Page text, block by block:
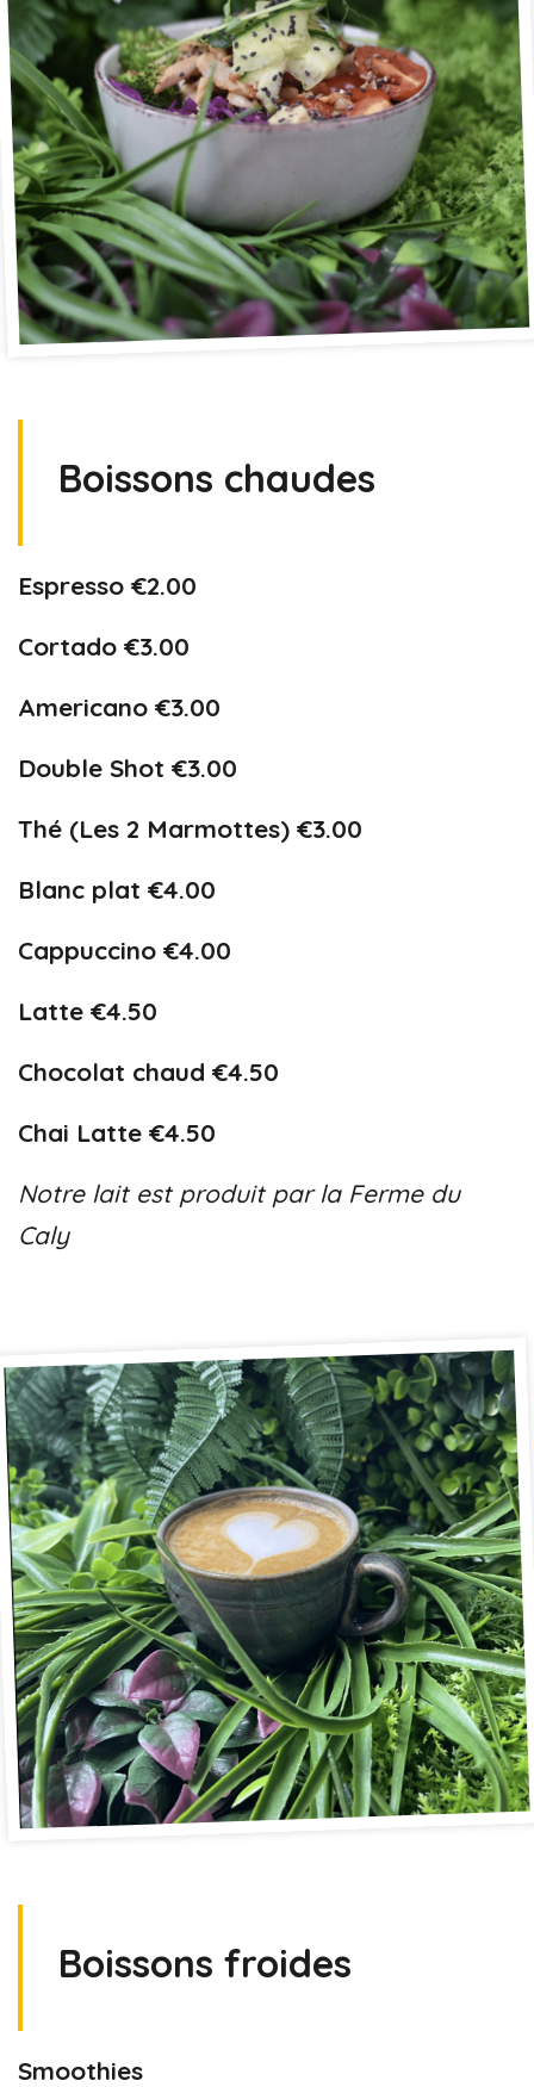
Boissons chaudes
Espresso €2.00
Cortado €3.00
Americano €3.00
Double Shot €3.00
Thé (Les 2 Marmottes) €3.00
Blanc plat €4.00
Cappuccino €4.00
Latte €4.50
Chocolat chaud €4.50
Chai Latte €4.50
Notre lait est produit par la Ferme du
Caly
Boissons froides
Smoothies